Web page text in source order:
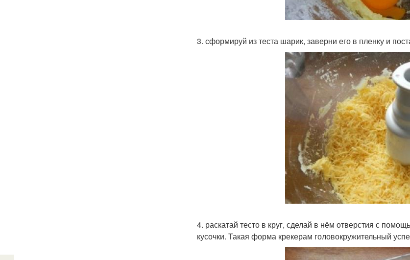
3. сформируй из теста шарик, заверни его в пленку и
4. раскатай тесто в круг, сделай в нём отверстия с
кусочки. Такая форма крекерам головокружительный